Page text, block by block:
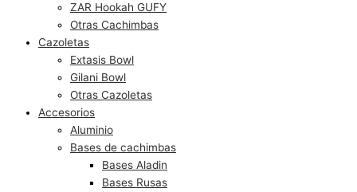
ZAR Hookah GUFY
Otras Cachimbas
Cazoletas
Extasis Bowl
Gilani Bowl
Otras Cazoletas
Accesorios
Aluminio
Bases de cachimbas
Bases Aladin
Bases Rusas